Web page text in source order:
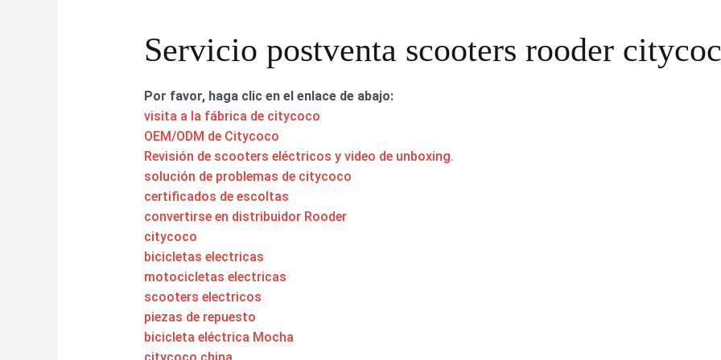
Servicio postventa scooters rooder
Por favor, haga clic en el enlace de abajo:
visita a la fábrica de citycoco
OEM/ODM de Citycoco
Revisión de scooters eléctricos y video de unboxing.
solución de problemas de citycoco
certificados de escoltas
convertirse en distribuidor Rooder
citycoco
bicicletas electricas
motocicletas electricas
scooters electricos
piezas de repuesto
bicicleta eléctrica Mocha
citycoco china